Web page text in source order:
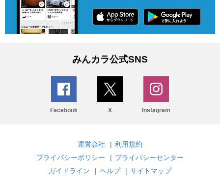
みんカラ公式SNS
Facebook X Instagram
運営会社 | 利用規約
プライバシーポリシー
| プライバシーセンター
ガイドライン
| ヘルプ | サイトマップ